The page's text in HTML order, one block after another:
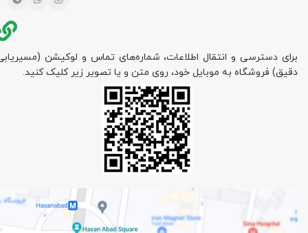
برای دسترسی و انتقال اطلاعات، شماره‌های تماس و لوکیشن
دقیق) فروشگاه به موبایل خود، روی متن و یا تصویر زیر کلیک کنید.